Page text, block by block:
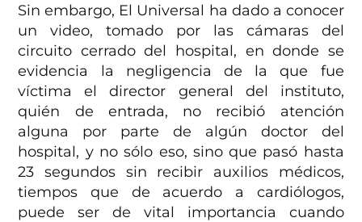
Sin embargo, El Universal ha dado a conocer
un video, tomado por las cámaras del
circuito cerrado del hospital, en donde se
evidencia la negligencia de la que fue
víctima el director general del instituto,
quién de entrada, no recibió atención
alguna por parte de algún doctor del
hospital, y no sólo eso, sino que pasó hasta
23 segundos sin recibir auxilios médicos,
tiempos que de acuerdo a cardiólogos,
puede ser de vital importancia cuando